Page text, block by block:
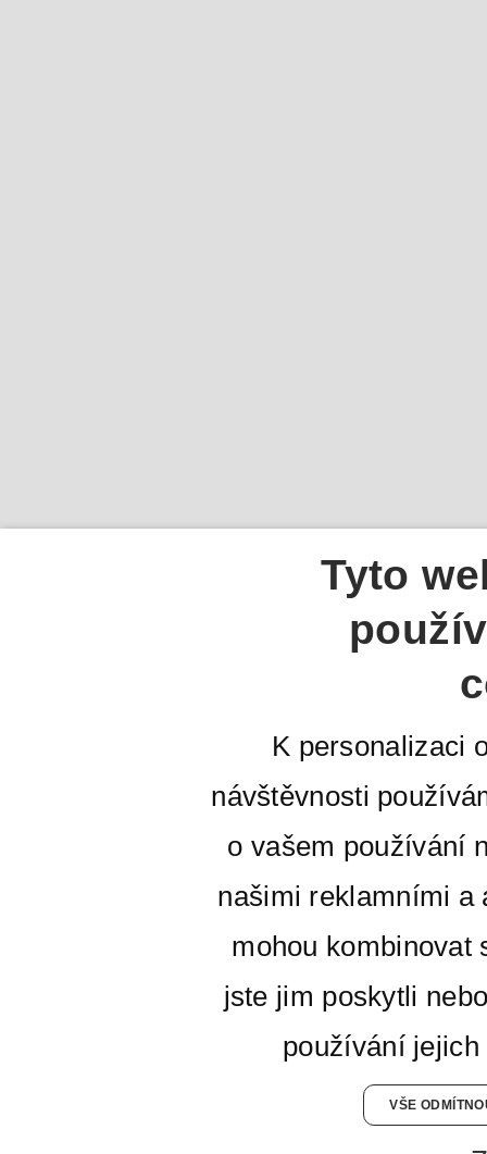
Tyto
K personalizaci
návštěvnosti
o vašem používání
našimi reklamními a
mohou kombinovat
jste jim poskytli
používání
VŠE